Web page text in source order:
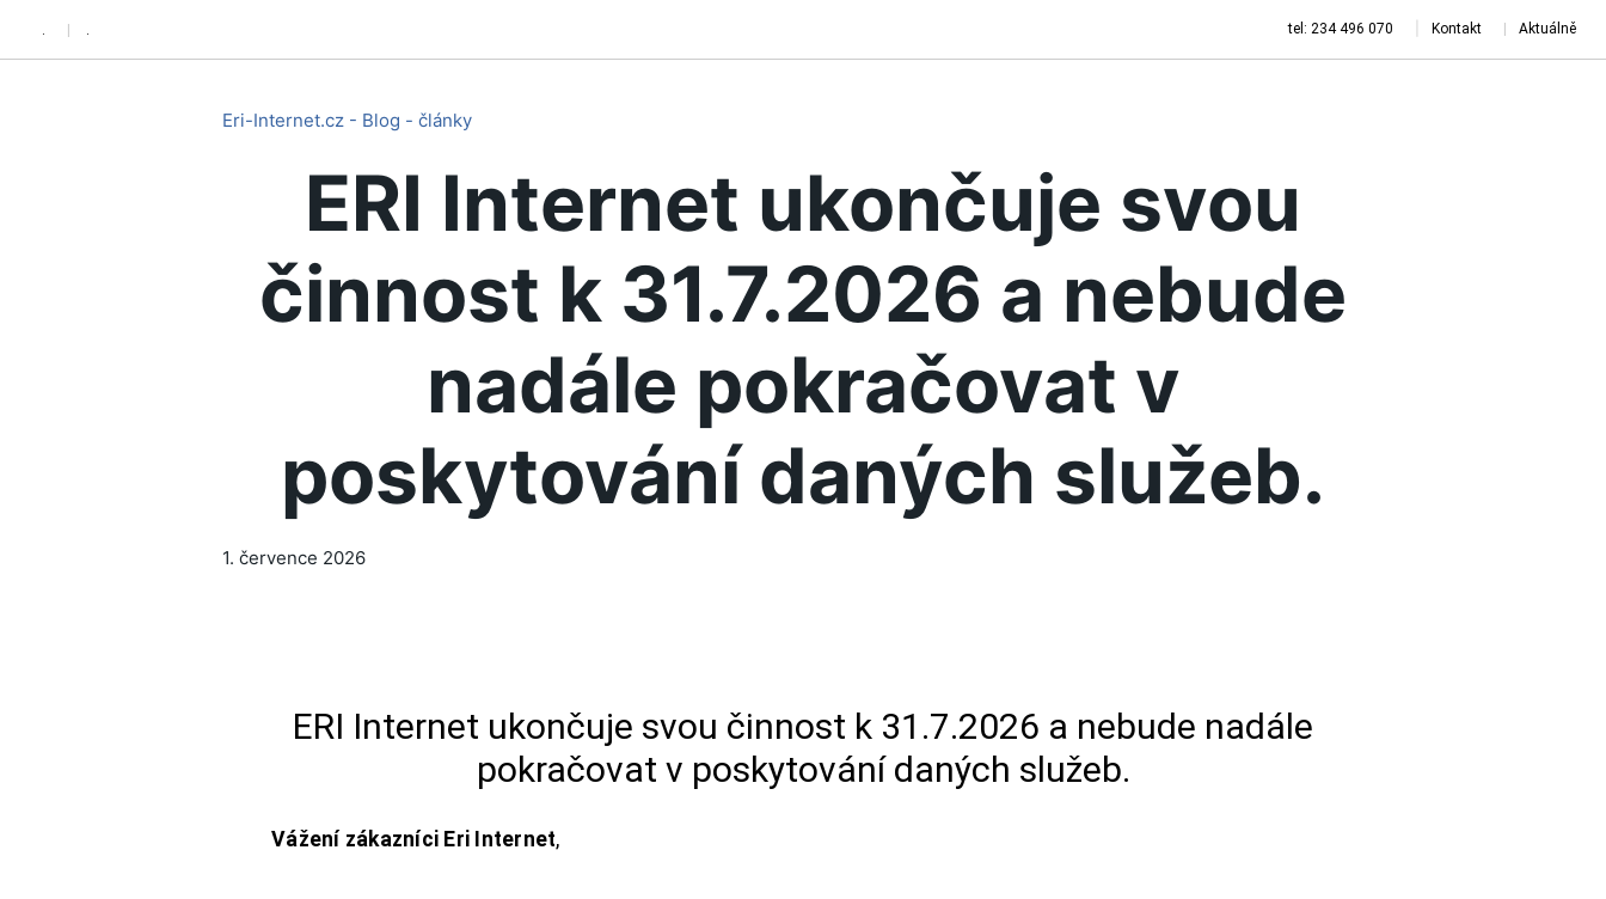
. . tel: 234 496 070 Kontakt Aktuálně
Eri-Internet.cz - Blog - články
ERI Internet ukončuje svou
činnost k 31.7.2026 a nebude
nadále pokračovat v
poskytování daných služeb.
1. července 2026
ERI Internet ukončuje svou činnost k 31.7.2026 a nebude nadále
pokračovat v poskytování daných služeb.
Vážení zákazníci Eri Internet,